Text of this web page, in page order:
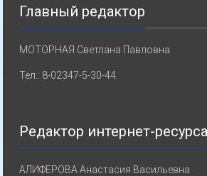
Главный редактор
МОТОРНАЯ Светлана Павловна
Тел.: 8-02347-5-30-44.
Редактор интернет-ресурса
АЛИФЕРОВА Анастасия Васильевна